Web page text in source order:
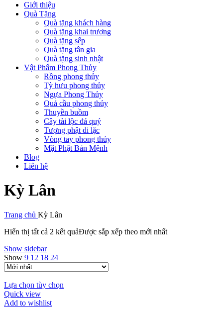
Giới thiệu
Quà Tặng
Quà tặng khách hàng
Quà tặng khai trương
Quà tặng sếp
Quà tặng tân gia
Quà tặng sinh nhật
Vật Phẩm Phong Thủy
Rồng phong thủy
Tỳ hưu phong thủy
Ngựa Phong Thủy
Quả cầu phong thủy
Thuyền buồm
Cây tài lộc đá quý
Tượng phật di lặc
Vòng tay phong thủy
Mặt Phật Bản Mệnh
Blog
Liên hệ
Kỳ Lân
Trang chủ Kỳ Lân
Hiển thị tất cả 2 kết quảĐược sắp xếp theo mới nhất
Show sidebar
Show 9 12 18 24
Lựa chọn tùy chọn
Quick view
Add to wishlist